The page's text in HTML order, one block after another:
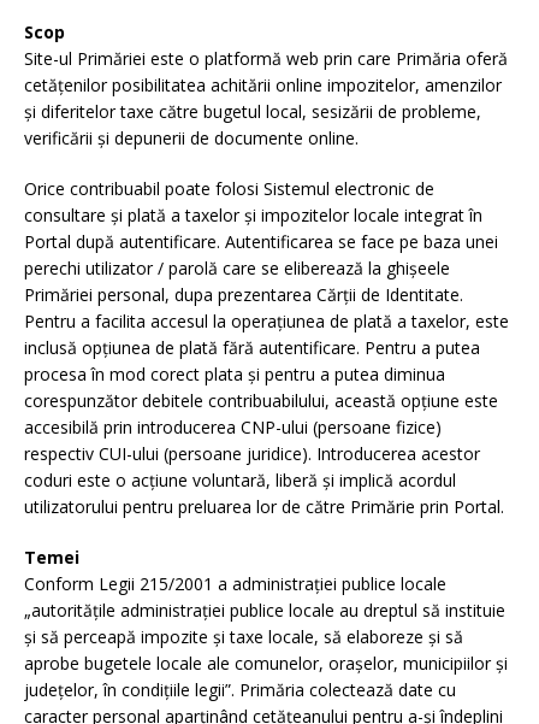
Scop
Site-ul Primăriei este o platformă web prin care Primăria oferă
cetățenilor posibilitatea achitării online impozitelor, amenzilor
și diferitelor taxe către bugetul local, sesizării de probleme,
verificării și depunerii de documente online.
Orice contribuabil poate folosi Sistemul electronic de
consultare și plată a taxelor și impozitelor locale integrat în
Portal după autentificare. Autentificarea se face pe baza unei
perechi utilizator / parolă care se eliberează la ghișeele
Primăriei personal, dupa prezentarea Cărții de Identitate.
Pentru a facilita accesul la operațiunea de plată a taxelor, este
inclusă opțiunea de plată fără autentificare. Pentru a putea
procesa în mod corect plata și pentru a putea diminua
corespunzător debitele contribuabilului, această opțiune este
accesibilă prin introducerea CNP-ului (persoane fizice)
respectiv CUI-ului (persoane juridice). Introducerea acestor
coduri este o acțiune voluntară, liberă și implică acordul
utilizatorului pentru preluarea lor de către Primărie prin Portal.
Temei
Conform Legii 215/2001 a administrației publice locale
„autorităţile administraţiei publice locale au dreptul să instituie
şi să perceapă impozite şi taxe locale, să elaboreze şi să
aprobe bugetele locale ale comunelor, oraşelor, municipiilor şi
judeţelor, în condiţiile legii”. Primăria colectează date cu
caracter personal aparținând cetățeanului pentru a-și îndeplini